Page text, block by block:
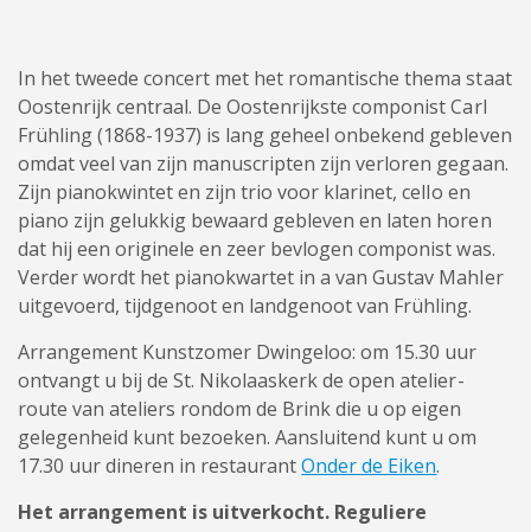
In het tweede concert met het romantische thema staat
Oostenrijk centraal. De Oostenrijkste componist Carl
Frühling (1868-1937) is lang geheel onbekend gebleven
omdat veel van zijn manuscripten zijn verloren gegaan.
Zijn pianokwintet en zijn trio voor klarinet, cello en
piano zijn gelukkig bewaard gebleven en laten horen
dat hij een originele en zeer bevlogen componist was.
Verder wordt het pianokwartet in a van Gustav Mahler
uitgevoerd, tijdgenoot en landgenoot van Frühling.
Arrangement Kunstzomer Dwingeloo: om 15.30 uur
ontvangt u bij de St. Nikolaaskerk de open atelier-
route van ateliers rondom de Brink die u op eigen
gelegenheid kunt bezoeken. Aansluitend kunt u om
17.30 uur dineren in restaurantOnder de Eiken.
Het arrangement is uitverkocht. Reguliere